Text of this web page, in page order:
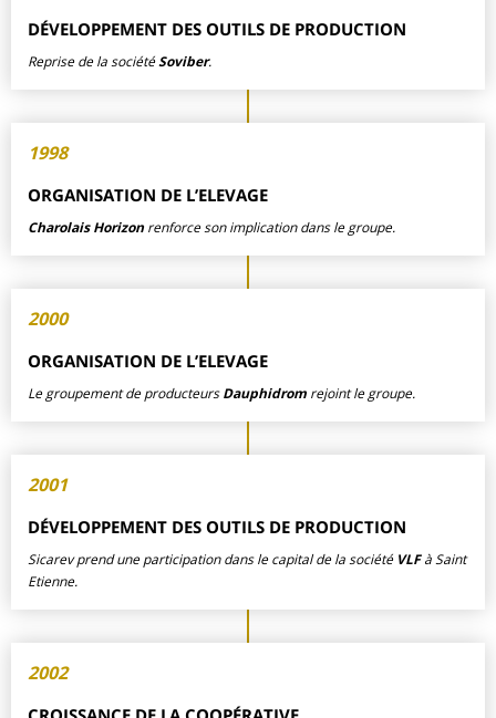
DÉVELOPPEMENT DES OUTILS DE PRODUCTION
Reprise de la sociétéSoviber.
1998
ORGANISATION DE L’ELEVAGE
Charolais Horizon renforce son implication dans le groupe.
2000
ORGANISATION DE L’ELEVAGE
Le groupement de producteursDauphidrom rejoint le groupe.
2001
DÉVELOPPEMENT DES OUTILS DE PRODUCTION
Sicarev prend une participation dans le capital de la société VLFà Saint
Etienne.
2002